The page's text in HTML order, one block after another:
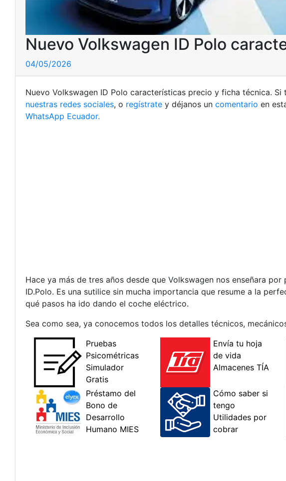
Nuevo Volkswagen ID Polo
04/05/2026
Nuevo Volkswagen ID Polo características precio y ficha técnica.
nuestras redes sociales, o regístrate y déjanos un comentario en
WhatsApp Ecuador.
Hace ya más de tres años desde que Volkswagen nos enseñara
ID.Polo. Es una sutilice sin mucha importancia que resume a la
qué pasos ha ido dando el coche eléctrico.
Sea como sea, ya conocemos todos los detalles técnicos,